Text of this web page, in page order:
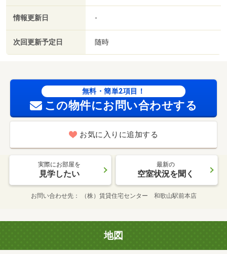
情報更新日 -
次回更新予定日 随時
無料・簡単2項目！
この物件にお問い合わせする
お気に入りに追加する
実際にお部屋を
見学したい
最新の
空室状況を聞く
お問い合わせ先 （株）賃貸住宅センター 和歌山駅前本店
地図